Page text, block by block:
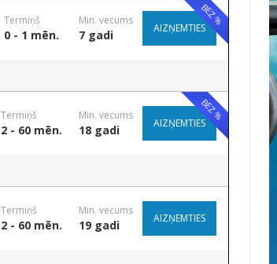
BEZ %
Termiņš
0 - 1 mēn.
Min. vecums
7 gadi AIZŅEMTIES
BEZ %
Termiņš
2 - 60 mēn.
Min. vecums
18 gadi AIZŅEMTIES
Termiņš
2 - 60 mēn.
Min. vecums
19 gadi AIZŅEMTIES